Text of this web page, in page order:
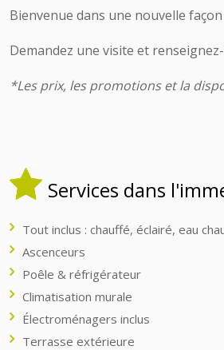
Bienvenue dans une nouvelle
Demandez une visite et
*Les prix, les promotions et la
Services dans
Tout inclus : chauffé, éclairé, eau
Ascenceurs
Poêle & réfrigérateur
Climatisation murale
Électroménagers inclus
Terrasse extérieure